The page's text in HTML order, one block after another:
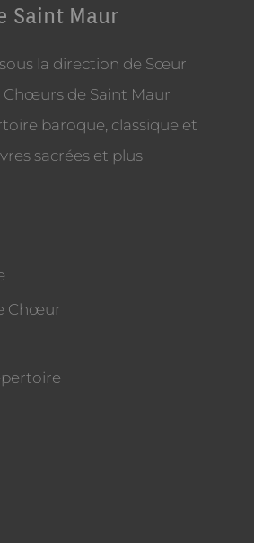
Saint Maur
la direction de Sœur
Chœurs de Saint Maur
baroque, classique et
sacrées et plus
Chœur